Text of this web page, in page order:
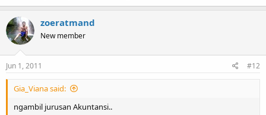
zoeratmand
New member
Jun 1, 2011 #12
Gia_Viana said:
ngambil jurusan Akuntansi..